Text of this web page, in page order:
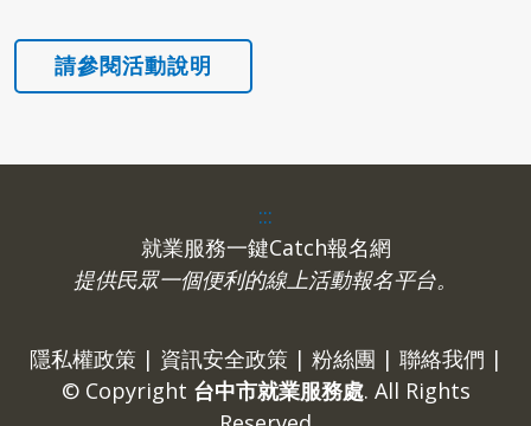
:::
就業服務一鍵Catch報名網
提供民眾一個便利的線上活動報名平台。
隱私權政策| 資訊安全政策| 粉絲團 | 聯絡我們 |
© Copyright 台中市就業服務處. All Rights